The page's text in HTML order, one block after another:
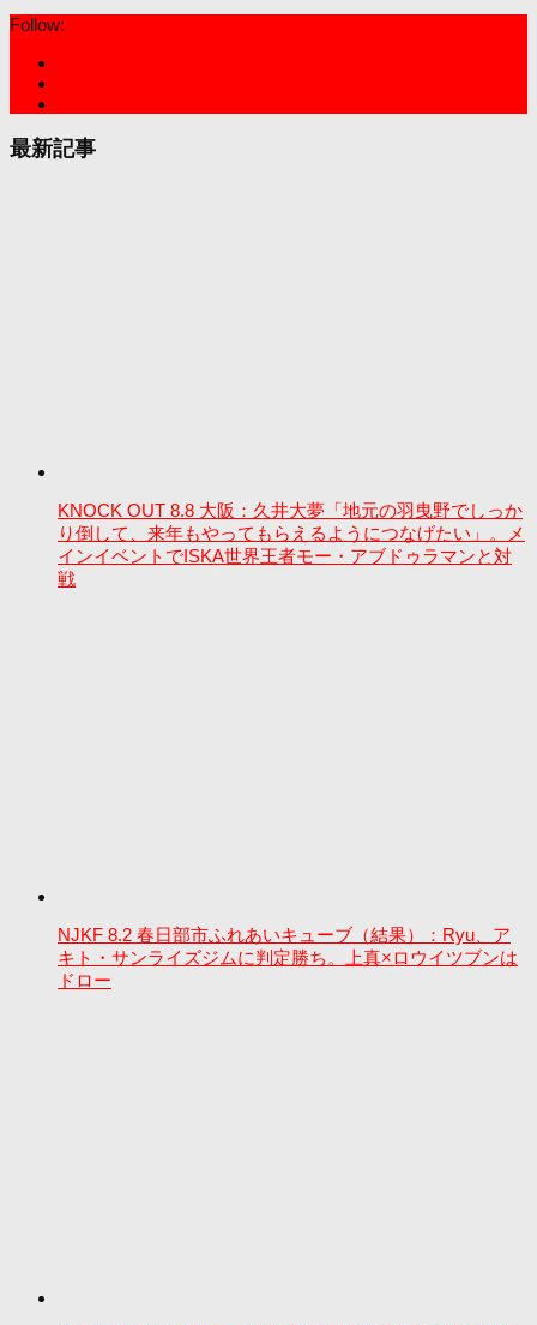
Follow:
最新記事
KNOCK OUT 8.8 大阪：久井大夢「地元の羽曳野でしっか
り倒して、来年もやってもらえるようにつなげたい」。メ
インイベントでISKA世界王者モー・アブドゥラマンと対
戦
NJKF 8.2 春日部市ふれあいキューブ（結果）：Ryu、ア
キト・サンライズジムに判定勝ち。上真×ロウイツブンは
ドロー